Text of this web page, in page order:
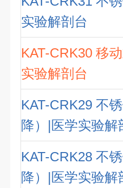
实验解剖台
KAT-CRK30 移
实验解剖台
KAT-CRK29 不
降）|医学实验解
KAT-CRK28 不
降）|医学实验解